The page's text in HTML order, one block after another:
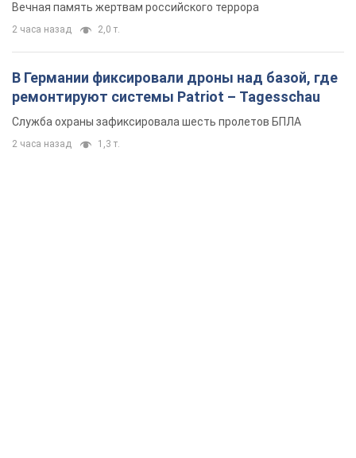
Вечная память жертвам российского террора
2 часа назад 2,0 т.
В Германии фиксировали дроны над базой, где
ремонтируют системы Patriot – Tagesschau
Служба охраны зафиксировала шесть пролетов БПЛА
2 часа назад 1,3 т.